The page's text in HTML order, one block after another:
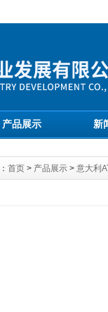
产品展示 新
首页 > 产品展示 > 意大利